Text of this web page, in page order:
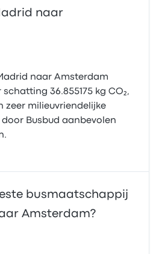
naar
naar Amsterdam
36.855175 kg CO₂,
zeer milieuvriendelijke
Busbud aanbevolen
busmaatschappij
Amsterdam?